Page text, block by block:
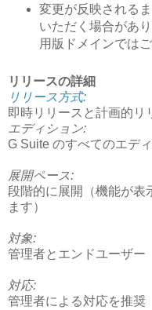
変更が反映される
いただく場合があ
用版ドメインでは
リリースの詳細
リリース方式:
即時リリースと計画的リ
エディション:
G Suite のすべてのエデ
展開ペース:
段階的に展開（機能が表
ます）
対象:
管理者とエンドユーザー
対応:
管理者による対応を推奨